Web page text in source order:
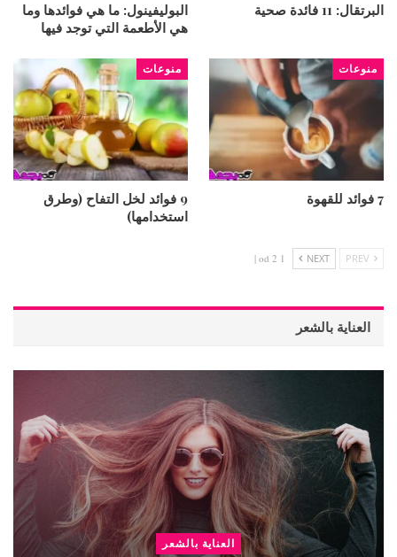
البرتقال: 11 فائدة صحية
البوليفينول: ما هي فوائدها وما
هي الأطعمة التي توجد فيها
منوعات
7 فوائد للقهوة
منوعات
9 فوائد لخل التفاح (وطرق
استخدامها)
NEXT
1 od 2 |
العناية بالشعر
العناية بالشعر